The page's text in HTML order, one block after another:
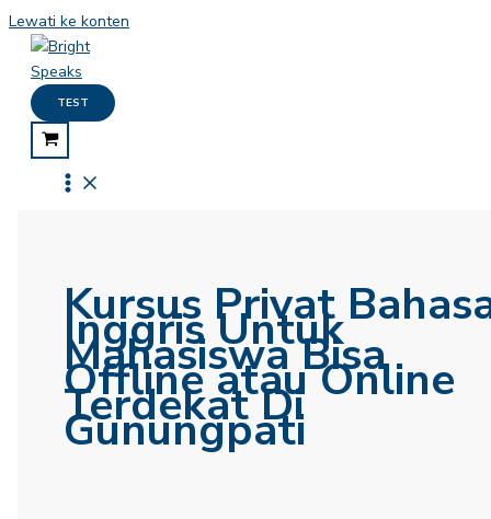
Lewati ke konten
TEST
Kursus Privat
Inggris Untuk
Mahasiswa Bisa
Offline atau Online
Terdekat Di
Gunungpati